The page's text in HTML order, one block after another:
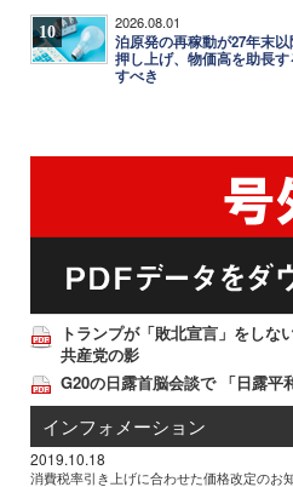
10 2026.08.01
泊原発の再稼動が27年末
押し上げ、物価高を助長
すべき
トランプが「敗北宣言」をしな
共産党の影
G20の日露首脳会談で 「日露平
インフォメーション
2019.10.18
消費税率引き上げに合わせた価格改定のお